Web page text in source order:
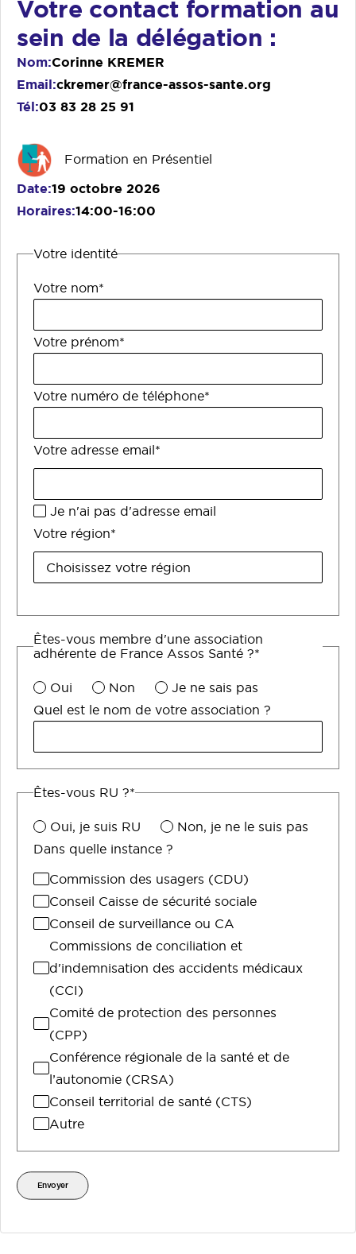
Votre contact formation au
sein de la délégation :
Nom Corinne KREMER
Email ckremer@france-assos-sante.org
Tél 03 83 28 25 91
Formation en Présentiel
Date 19 octobre 2026
Horaires 14:00-16:00
Votre identité
Votre nom*
Votre prénom*
Votre numéro de téléphone*
Votre adresse email*
Je n'ai pas d'adresse email
Votre région*
Êtes-vous membre d'une association
adhérente de France Assos Santé ?*
Oui Non
Je ne sais pas
Quel est le nom de votre association ?
Êtes-vous RU ?*
Oui, je suis RU
Non, je ne le suis pas
Dans quelle instance ?
Commission des usagers (CDU)
Conseil Caisse de sécurité sociale
Conseil de surveillance ou CA
Commissions de conciliation et
d'indemnisation des accidents médicaux
(CCI)
Comité de protection des personnes
(CPP)
Conférence régionale de la santé et de
l’autonomie (CRSA)
Conseil territorial de santé (CTS)
Autre
Envoyer